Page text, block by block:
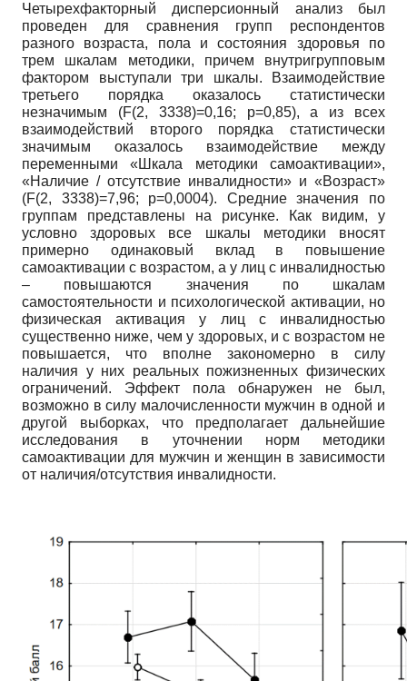
Четырехфакторный дисперсионный анализ был
проведен для сравнения групп респондентов
разного возраста, пола и состояния здоровья по
трем шкалам методики, причем внутригрупповым
фактором выступали три шкалы. Взаимодействие
третьего порядка оказалось статистически
незначимым (F(2, 3338)=0,16; p=0,85), а из всех
взаимодействий второго порядка статистически
значимым оказалось взаимодействие между
переменными «Шкала методики самоактивации»,
«Наличие / отсутствие инвалидности» и «Возраст»
(F(2, 3338)=7,96; p=0,0004). Средние значения по
группам представлены на рисунке. Как видим, у
условно здоровых все шкалы методики вносят
примерно одинаковый вклад в повышение
самоактивации с возрастом, а у лиц с инвалидностью
– повышаются значения по шкалам
самостоятельности и психологической активации, но
физическая активация у лиц с инвалидностью
существенно ниже, чем у здоровых, и с возрастом не
повышается, что вполне закономерно в силу
наличия у них реальных пожизненных физических
ограничений. Эффект пола обнаружен не был,
возможно в силу малочисленности мужчин в одной и
другой выборках, что предполагает дальнейшие
исследования в уточнении норм методики
самоактивации для мужчин и женщин в зависимости
от наличия/отсутствия инвалидности.